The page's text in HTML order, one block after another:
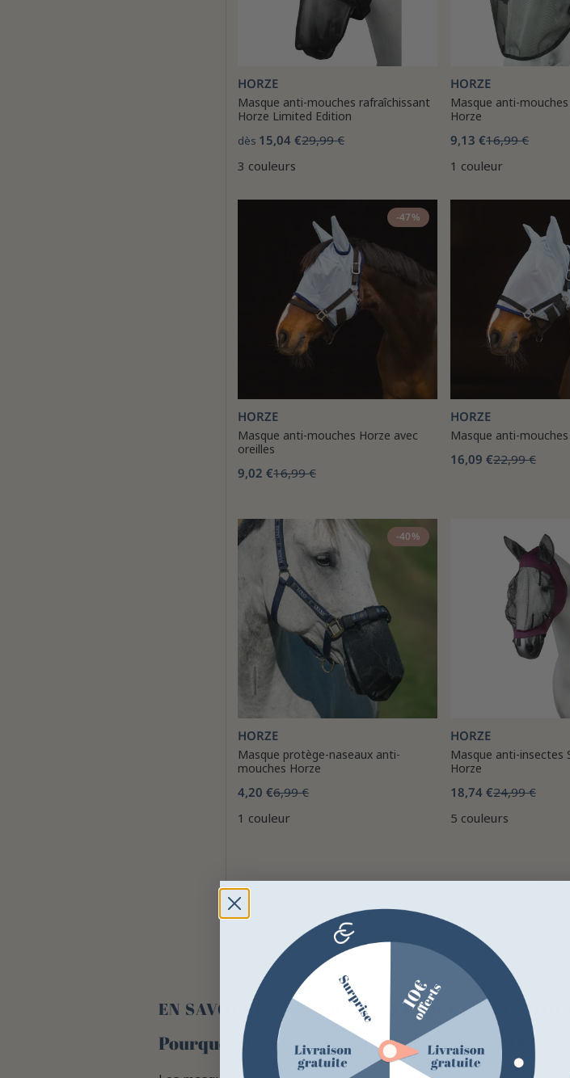
HORZE
Masque anti-mouches rafraîchissant
Horze Limited Edition
dès 15,04 €29,99 €
3 couleurs
HORZE
Masque anti-
Horze
9,13 €16,99 €
1 couleur
-47%
HORZE
Masque anti-mouches Horze avec
oreilles
9,02 €16,99 €
HORZE
Masque anti-
16,09 €22,99 €
-40%
HORZE
Masque protège-naseaux anti-
mouches Horze
4,20 €6,99 €
1 couleur
HORZE
Masque anti-insectes
Horze
18,74 €24,99 €
5 couleurs
EN SAVOIR PLUS SUR LES MASQUES ANTI-
Pourquoi choisir un masque anti-mouches Horze ?